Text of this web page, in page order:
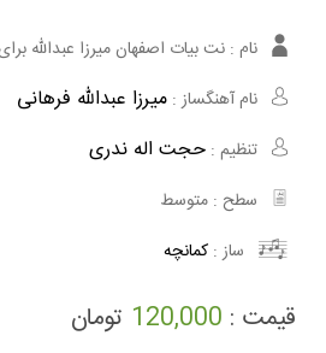
نام : نت بیات اصفهان میرزا عبدالله
نام آهنگساز : میرزا عبدالله فرهانی
تنظیم : حجت اله ندری
سطح : متوسط
ساز : کمانچه
قیمت : 120,000 تومان